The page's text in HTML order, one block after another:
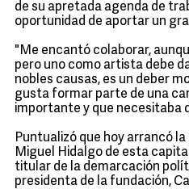
de su apretada agenda de
oportunidad de aportar un
"Me encantó colaborar,
pero uno como artista debe
nobles causas, es un deber
gusta formar parte de una
importante y que necesitaba
Puntualizó que hoy arrancó
Miguel Hidalgo de esta
titular de la demarcación
presidenta de la fundación,